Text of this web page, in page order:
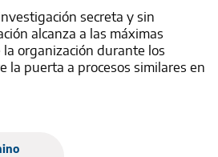
secreta y sin
alcanza a las máximas
organización durante los
la puerta a procesos similares en